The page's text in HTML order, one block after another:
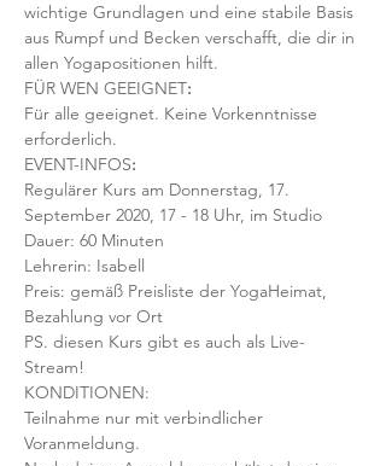
wichtige Grundlagen und eine stabile Basis
aus Rumpf und Becken verschafft, die dir in
allen Yogapositionen hilft.
FÜR WEN GEEIGNET:
Für alle geeignet. Keine Vorkenntnisse
erforderlich.
EVENT-INFOS:
Regulärer Kurs am Donnerstag, 17.
September 2020, 17 - 18 Uhr, im Studio
Dauer: 60 Minuten
Lehrerin: Isabell
Preis: gemäß Preisliste der YogaHeimat,
Bezahlung vor Ort
PS. diesen Kurs gibt es auch als Live-
Stream!
KONDITIONEN:
Teilnahme nur mit verbindlicher
Voranmeldung.